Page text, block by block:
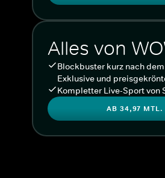
Alles von
Blockbuster kurz nach
Exklusive und
Kompletter Live-Sport von
AB 34,97 MTL.